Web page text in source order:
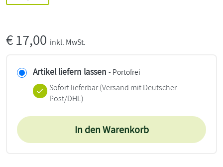
€17,00 inkl. MwSt.
Artikel liefern lassen - Portofrei
Sofort lieferbar(Versand mit Deutscher
Post/DHL)
In den Warenkorb